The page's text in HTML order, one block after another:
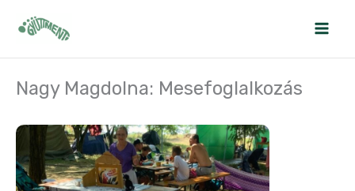
Nagy Magdolna: Mesefoglalkozás